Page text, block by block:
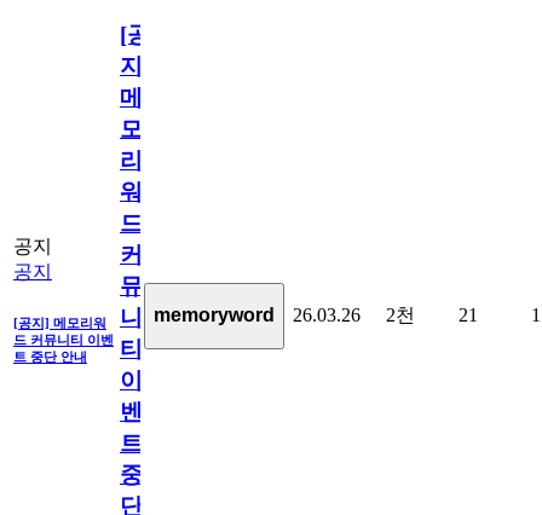
공지
공지
[공지] 메모리워
드 커뮤니티 이벤
트 중단 안내
[공
지]
메
모
리
워
드
커
뮤
니
티
이
벤
트
중
단
memoryword 26.03.26 2천 21 1